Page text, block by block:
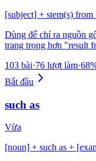
[subject] + stem(s)
Dùng để chỉ ra nguồn
trang trọng hơn "result
103 bài·76 lượt làm·
Bắt đầu
such as
Vừa
[noun] + such as +